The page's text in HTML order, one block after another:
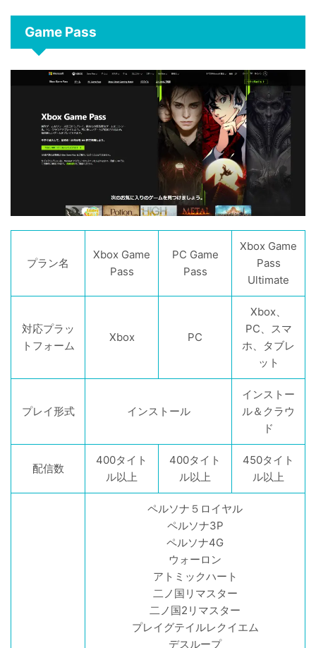
Game Pass
プラン名
Xbox Game
Pass
PC Game
Pass
Xbox Game
Pass
Ultimate
対応プラッ
トフォーム
Xbox PC
Xbox、
PC、スマ
ホ、タブレ
ット
プレイ形式 インストール
インストー
ル＆クラウ
ド
配信数
400タイト
ル以上
400タイト
ル以上
450タイト
ル以上
ペルソナ５ロイヤル
ペルソナ3P
ペルソナ4G
ウォーロン
アトミックハート
二ノ国リマスター
二ノ国2リマスター
プレイグテイルレクイエム
デスループ